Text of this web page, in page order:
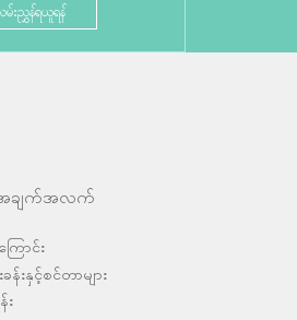
းညွှန်ရယူရန်
ချက်အလက်
ောင်း
းနှင့်စင်တာများ